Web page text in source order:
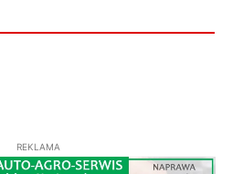
REKLAMA